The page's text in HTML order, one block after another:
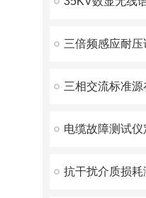
三相交流标准
电缆故障测试